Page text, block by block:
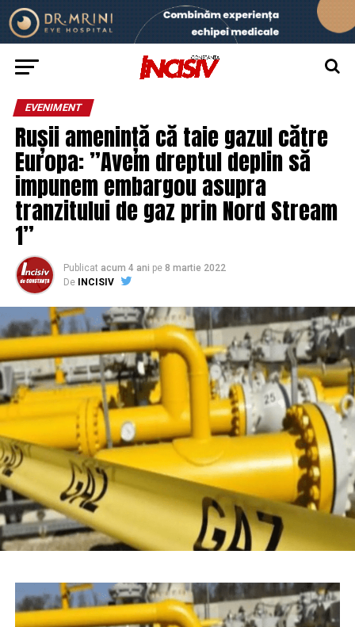
EVENIMENT
Rușii amenință că taie gazul către
Europa: ”Avem dreptul deplin să
impunem embargou asupra
tranzitului de gaz prin Nord Stream
1”
Publicat acum 4 ani pe 8 martie 2022
De
INCISIV